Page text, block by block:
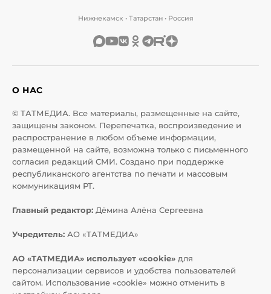
Нижнекамск • Татарстан • Россия
О НАС
© ТАТМЕДИА. Все материалы, размещенные на сайте,
защищены законом. Перепечатка, воспроизведение и
распространение в любом объеме информации,
размещенной на сайте, возможна только с письменного
согласия редакций СМИ. Создано при поддержке
республиканского агентства по печати и массовым
коммуникациям РТ.
Главный редактор: Дёмина Алёна Сергеевна
Учредитель: АО «ТАТМЕДИА»
АО «ТАТМЕДИА» использует «cookie» для
персонализации сервисов и удобства пользователей
сайтом. Использование «cookie» можно отменить в